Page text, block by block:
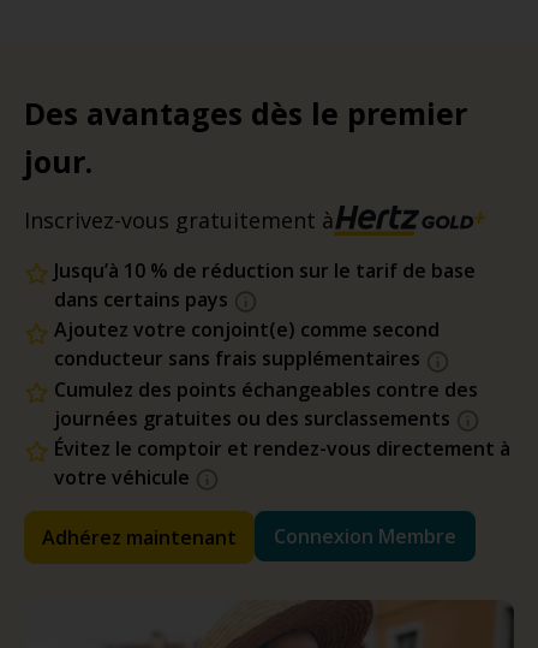
Des avantages dès le premier
jour.
Inscrivez-vous gratuitement à
Jusqu’à 10 % de réduction sur le tarif de base
dans certains pays
Ajoutez votre conjoint(e) comme second
conducteur sans frais supplémentaires
Cumulez des points échangeables contre des
journées gratuites ou des surclassements
Évitez le comptoir et rendez-vous directement à
votre véhicule
Adhérez maintenant Connexion Membre